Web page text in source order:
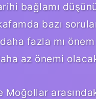
bağlamı
bazı
fazla mı
az önemi
Moğollar